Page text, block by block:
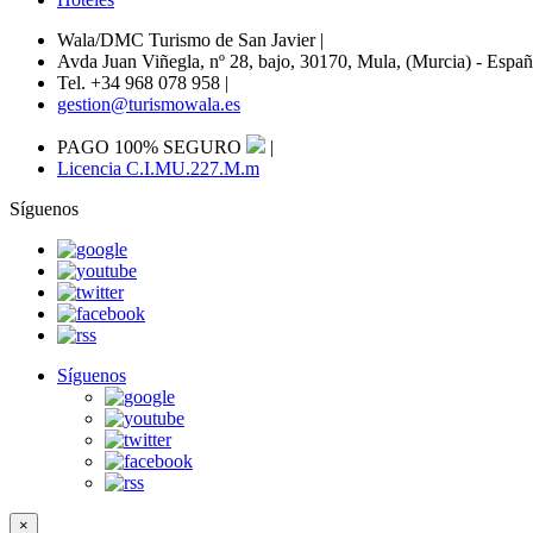
Wala/DMC Turismo de San Javier |
Avda Juan Viñegla, nº 28, bajo, 30170, Mula, (Murcia) -
Tel. +34 968 078 958 |
gestion@turismowala.es
PAGO 100% SEGURO
|
Licencia C.I.MU.227.M.m
Síguenos
Síguenos
×